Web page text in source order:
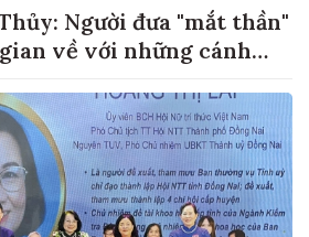
Người đưa "mắt thần"
về với những cánh